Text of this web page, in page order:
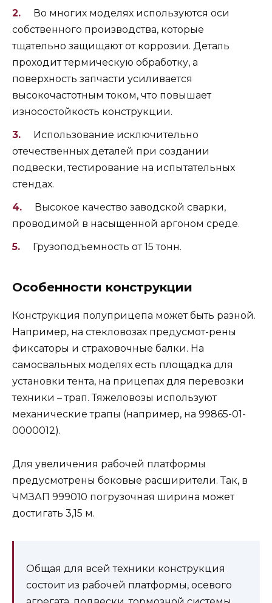
Во многих моделях используются оси
собственного производства, которые
тщательно защищают от коррозии. Деталь
проходит термическую обработку, а
поверхность запчасти усиливается
высокочастотным током, что повышает
износостойкость конструкции.
Использование исключительно
отечественных деталей при создании
подвески, тестирование на испытательных
стендах.
Высокое качество заводской сварки,
проводимой в насыщенной аргоном среде.
Грузоподъемность от 15 тонн.
Особенности конструкции
Конструкция полуприцепа может быть разной.
Например, на стекловозах предусмот-рены
фиксаторы и страховочные балки. На
самосвальных моделях есть площадка для
установки тента, на прицепах для перевозки
техники – трап. Тяжеловозы используют
механические трапы (например, на 99865-01-
0000012).
Для увеличения рабочей платформы
предусмотрены боковые расширители. Так, в
ЧМЗАП 999010 погрузочная ширина может
достигать 3,15 м.
Общая для всей техники конструкция
состоит из рабочей платформы, осевого